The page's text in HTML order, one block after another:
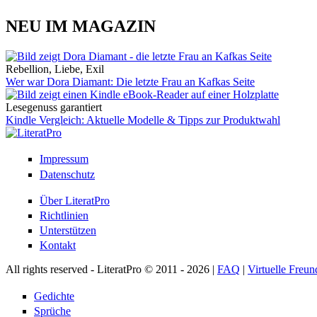
NEU IM MAGAZIN
Rebellion, Liebe, Exil
Wer war Dora Diamant: Die letzte Frau an Kafkas Seite
Lesegenuss garantiert
Kindle Vergleich: Aktuelle Modelle & Tipps zur Produktwahl
Impressum
Datenschutz
Über LiteratPro
Richtlinien
Unterstützen
Kontakt
All rights reserved - LiteratPro © 2011 - 2026 | FAQ | Virtuelle
Gedichte
Sprüche